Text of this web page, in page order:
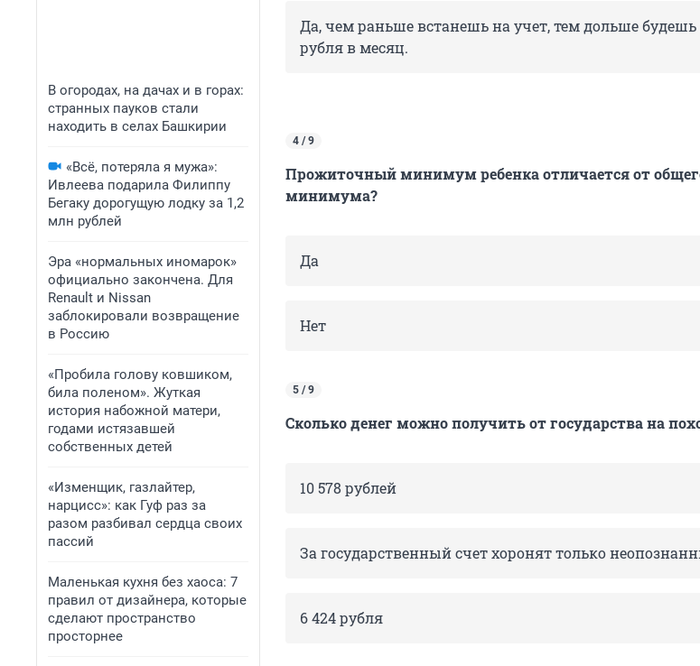
В огородах, на дачах и в горах:
странных пауков стали
находить в селах Башкирии
«Всё, потеряла я мужа»:
Ивлеева подарила Филиппу
Бегаку дорогущую лодку за 1,2
млн рублей
Эра «нормальных иномарок»
официально закончена. Для
Renault и Nissan
заблокировали возвращение
в Россию
«Пробила голову ковшиком,
била поленом». Жуткая
история набожной матери,
годами истязавшей
собственных детей
«Изменщик, газлайтер,
нарцисс»: как Гуф раз за
разом разбивал сердца своих
пассий
Маленькая кухня без хаоса: 7
правил от дизайнера, которые
сделают пространство
просторнее
Да, чем раньше встанешь на учет, тем дольше будешь
рубля в месяц.
4 / 9
Прожиточный минимум ребенка отличается от
минимума?
Да
Нет
5 / 9
Сколько денег можно получить от государства на
10 578 рублей
За государственный счет хоронят только
6 424 рубля